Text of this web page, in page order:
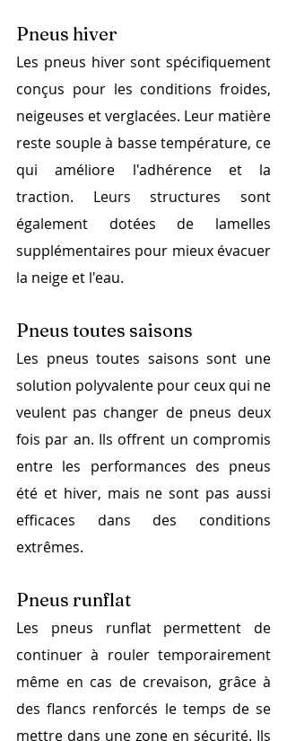
Pneus hiver
Les pneus hiver sont spécifiquement
conçus pour les conditions froides,
neigeuses et verglacées. Leur matière
reste souple à basse température, ce
qui améliore l'adhérence et la
traction. Leurs structures sont
également dotées de lamelles
supplémentaires pour mieux évacuer
la neige et l'eau.
Pneus toutes saisons
Les pneus toutes saisons sont une
solution polyvalente pour ceux qui ne
veulent pas changer de pneus deux
fois par an. Ils offrent un compromis
entre les performances des pneus
été et hiver, mais ne sont pas aussi
efficaces dans des conditions
extrêmes.
Pneus runflat
Les pneus runflat permettent de
continuer à rouler temporairement
même en cas de crevaison, grâce à
des flancs renforcés le temps de se
mettre dans une zone en sécurité. Ils